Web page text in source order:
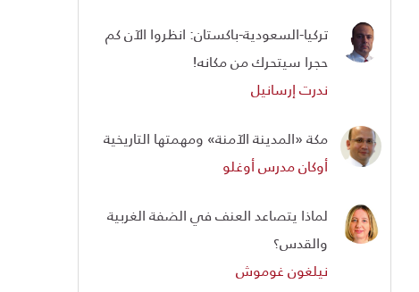
تركيا-السعودية-باكستان: انظروا الآن كم
حجرا سيتحرك من مكانه!
ندرت إرسانيل
مكة «المدينة الآمنة» ومهمتها التاريخية
أوكان مدرس أوغلو
لماذا يتصاعد العنف في الضفة الغربية
والقدس؟
نيلغون غوموش